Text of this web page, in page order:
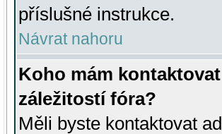
příslušné instrukce.
Návrat nahoru
Koho mám
záležitostí fóra?
Měli byste kontaktovat